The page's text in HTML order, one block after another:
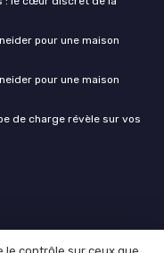
pour une maison
pour une maison
de charge révèle sur vos